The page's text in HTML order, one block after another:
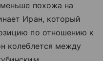
похожа на
Иран, который
по отношению к
колеблется между